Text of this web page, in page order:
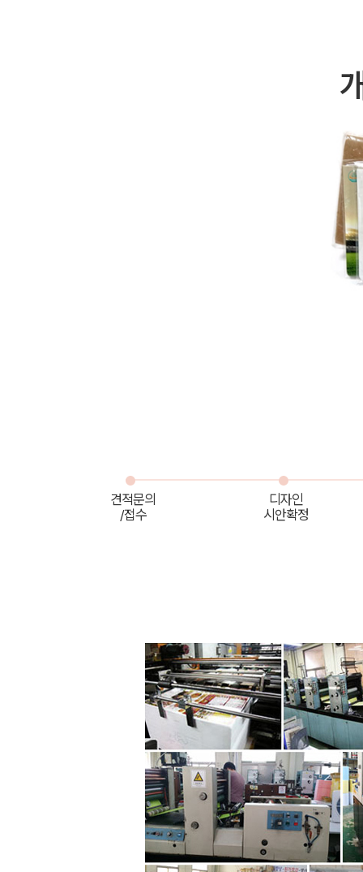
견적문의
/접수
디자인
시안확정